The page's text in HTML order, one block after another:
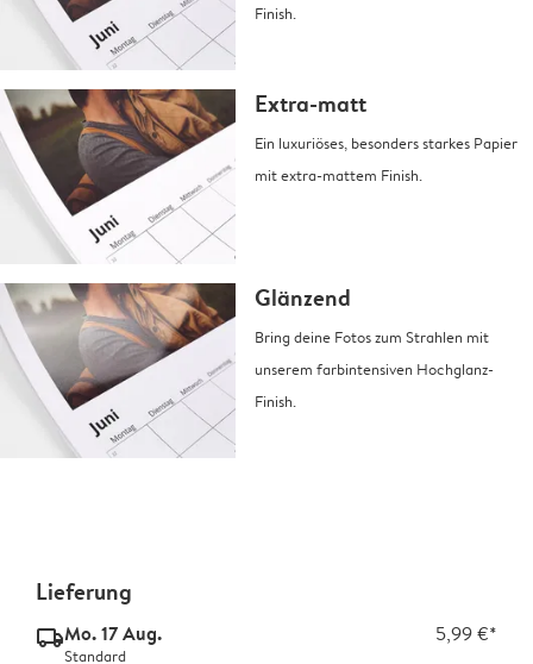
Finish.
Extra-matt
Ein luxuriöses, besonders starkes Papier
mit extra-mattem Finish.
Glänzend
Bring deine Fotos zum Strahlen mit
unserem farbintensiven Hochglanz-
Finish.
Lieferung
delivery_standard_v2Mo. 17 Aug. 5,99 €*
Standard